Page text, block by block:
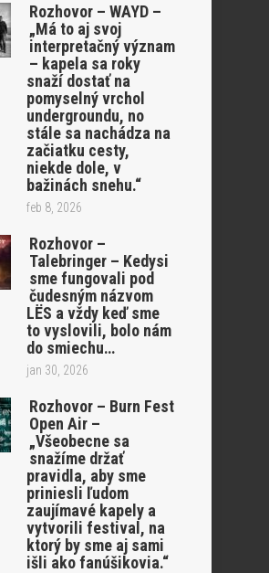
Rozhovor – WAYD –
„Má to aj svoj
interpretačný význam
– kapela sa roky
snaží dostať na
pomyselný vrchol
undergroundu, no
stále sa nachádza na
začiatku cesty,
niekde dole, v
bažinách snehu.“
feb 8, 2026
Rozhovor –
Talebringer – Kedysi
sme fungovali pod
čudesným názvom
LËS a vždy keď sme
to vyslovili, bolo nám
do smiechu…
jan 30, 2026
Rozhovor – Burn Fest
Open Air –
„Všeobecne sa
snažíme držať
pravidla, aby sme
priniesli ľudom
zaujímavé kapely a
vytvorili festival, na
ktorý by sme aj sami
išli ako fanúšikovia.“